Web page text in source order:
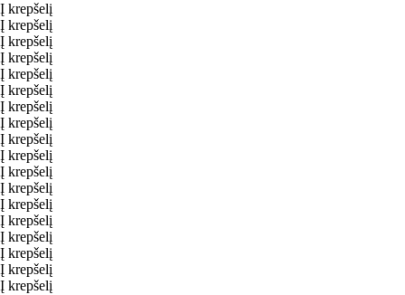
Į krepšelį
Į krepšelį
Į krepšelį
Į krepšelį
Į krepšelį
Į krepšelį
Į krepšelį
Į krepšelį
Į krepšelį
Į krepšelį
Į krepšelį
Į krepšelį
Į krepšelį
Į krepšelį
Į krepšelį
Į krepšelį
Į krepšelį
Į krepšelį